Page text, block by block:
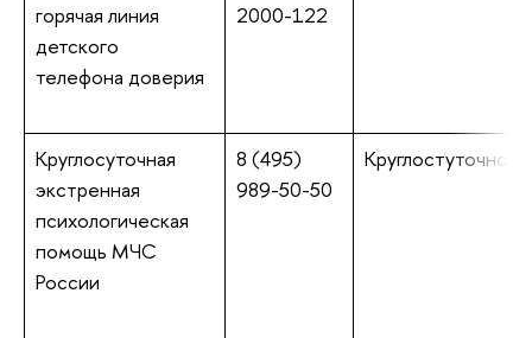
горячая линия
детского
телефона доверия
2000-122
Круглосуточная
экстренная
психологическая
помощь МЧС
России
8 (495)
989-50-50
Круглостуточно